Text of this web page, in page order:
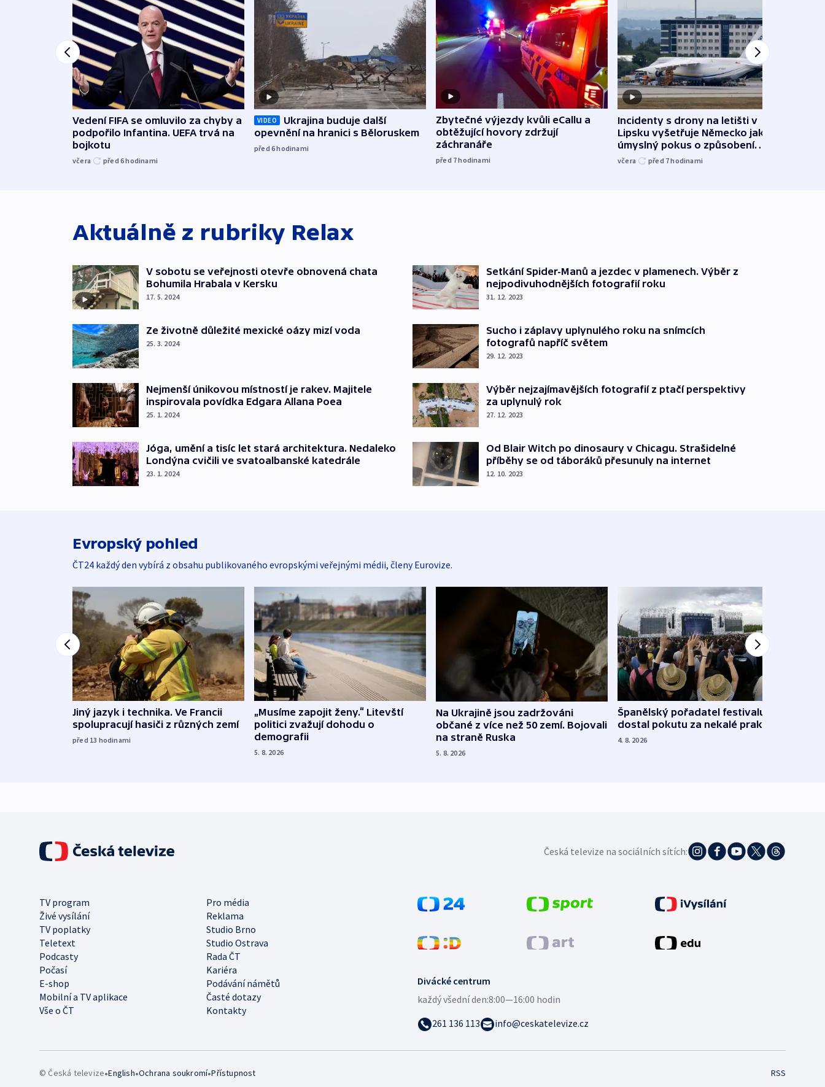
Vedení FIFA se omluvilo za chyby a
podpořilo Infantina. UEFA trvá na
bojkotu
včera před 6hodinami
VIDEO
Ukrajina buduje další
opevnění na hranici s Běloruskem
před 6hodinami
Zbytečné výjezdy kvůli eCallu a
obtěžující hovory zdržují
záchranáře
před 7hodinami
Incidenty s drony na letišti v
Lipsku vyšetřuje Německo jako
úmyslný pokus o způsobení
exploze
včera před 7hodinami
Aktuálně z rubriky Relax
V sobotu se veřejnosti otevře obnovená chata
Bohumila Hrabala v Kersku
17. 5. 2024
Ze životně důležité mexické oázy mizí voda
25. 3. 2024
Nejmenší únikovou místností je rakev. Majitele
inspirovala povídka Edgara Allana Poea
25. 1. 2024
Jóga, umění a tisíc let stará architektura. Nedaleko
Londýna cvičili ve svatoalbanské katedrále
23. 1. 2024
Setkání Spider-Manů a jezdec v plamenech. Výběr z
nejpodivuhodnějších fotografií roku
31. 12. 2023
Sucho i záplavy uplynulého roku na snímcích
fotografů napříč světem
29. 12. 2023
Výběr nejzajímavějších fotografií z ptačí perspektivy
za uplynulý rok
27. 12. 2023
Od Blair Witch po dinosaury v Chicagu. Strašidelné
příběhy se od táboráků přesunuly na internet
12. 10. 2023
Evropský pohled
ČT24 každý den vybírá z obsahu publikovaného evropskými veřejnými médii, členy Eurovize.
Jiný jazyk i technika. Ve Francii
spolupracují hasiči z různých zemí
před 13 hodinami
„Musíme zapojit ženy.“ Litevští
politici zvažují dohodu o
demografii
5. 8. 2026
Na Ukrajině jsou zadržováni
občané z více než 50 zemí. Bojovali
na straně Ruska
5. 8. 2026
Španělský pořadatel festivalu
dostal pokutu za nekalé praktiky
4. 8. 2026
Česká televize na sociálních sítích:
TV program
Pro média
Živé vysílání
Reklama
TV poplatky
Studio Brno
Teletext
Studio Ostrava
Podcasty
Rada ČT
Počasí
Kariéra
E-shop
Podávání námětů
Mobilní a TV aplikace
Časté dotazy
Vše o ČT
Kontakty
Divácké centrum
každý všední den:8:00—16:00 hodin
261 136 113
info@ceskatelevize.cz
© Česká televize•English•Ochrana soukromí•Přístupnost RSS